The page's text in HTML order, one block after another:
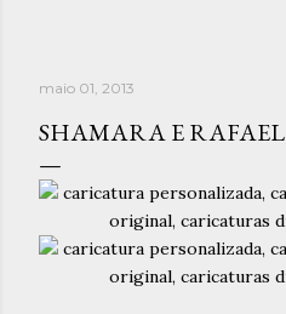
maio 01, 2013
SHAMARA E RAFAEL